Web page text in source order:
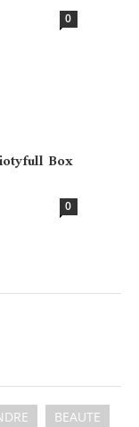
0
Box
0
BEAUTE